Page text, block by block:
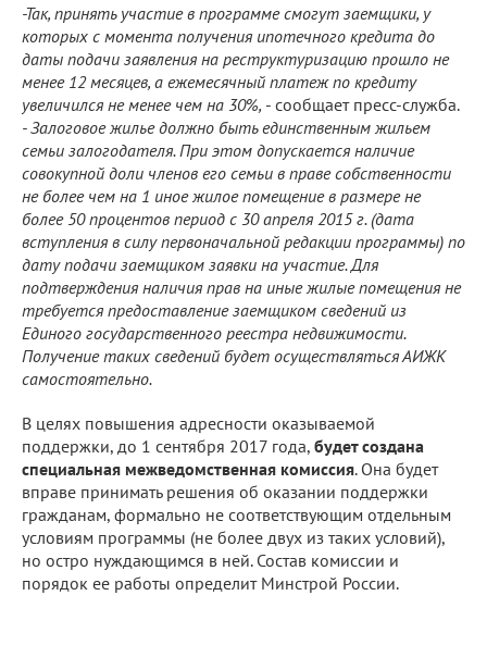
-Так, принять участие в программе смогут заемщики, у
которых с момента получения ипотечного кредита до
даты подачи заявления на реструктуризацию прошло не
менее 12 месяцев, а ежемесячный платеж по кредиту
увеличился не менее чем на 30%, - сообщает пресс-служба.
- Залоговое жилье должно быть единственным жильем
семьи залогодателя. При этом допускается наличие
совокупной доли членов его семьи в праве собственности
не более чем на 1 иное жилое помещение в размере не
более 50 процентов период с 30 апреля 2015 г. (дата
вступления в силу первоначальной редакции программы) по
дату подачи заемщиком заявки на участие. Для
подтверждения наличия прав на иные жилые помещения не
требуется предоставление заемщиком сведений из
Единого государственного реестра недвижимости.
Получение таких сведений будет осуществляться АИЖК
самостоятельно.
В целях повышения адресности оказываемой
поддержки, до 1 сентября 2017 года, будет создана
специальная межведомственная комиссия. Она будет
вправе принимать решения об оказании поддержки
гражданам, формально не соответствующим отдельным
условиям программы (не более двух из таких условий),
но остро нуждающимся в ней. Состав комиссии и
порядок ее работы определит Минстрой России.